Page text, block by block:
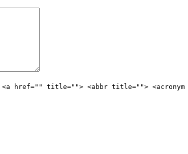
<a href="" title=""> <abbr title=""> <acronym